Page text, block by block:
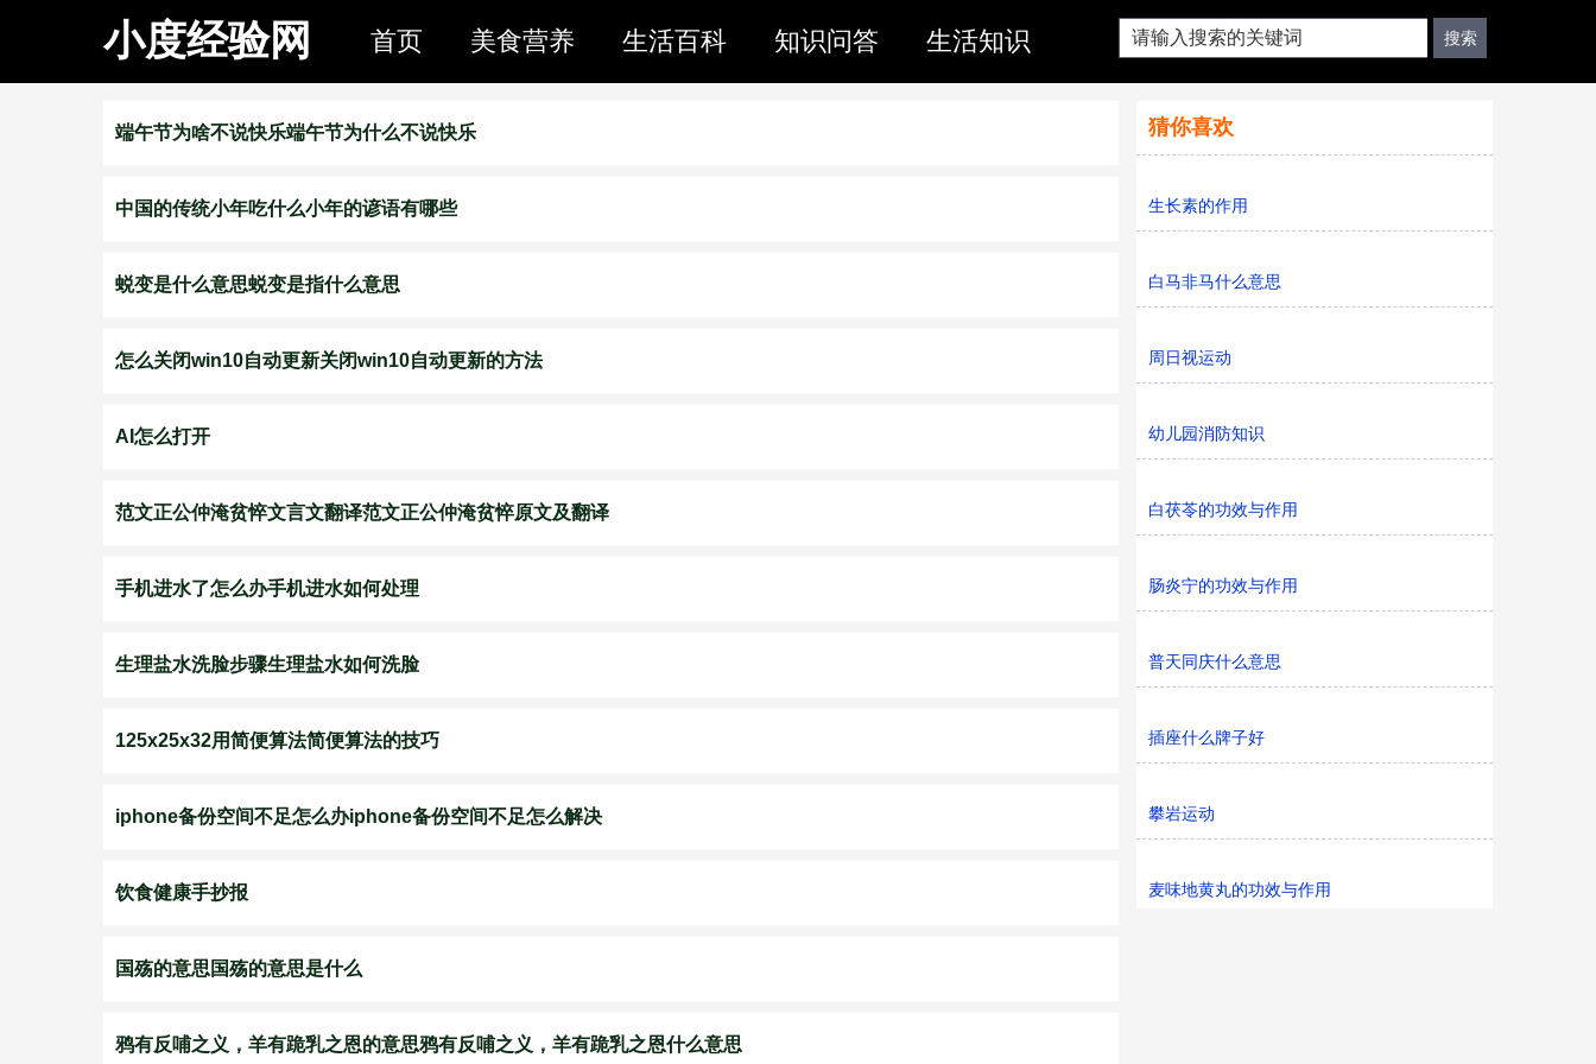
小度经验网 首页 美食营养 生活百科 知识问答 生活知识
端午节为啥不说快乐端午节为什么不说快乐
中国的传统小年吃什么小年的谚语有哪些
蜕变是什么意思蜕变是指什么意思
怎么关闭win10自动更新关闭win10自动更新的方法
AI怎么打开
范文正公仲淹贫悴文言文翻译范文正公仲淹贫悴原文及翻译
手机进水了怎么办手机进水如何处理
生理盐水洗脸步骤生理盐水如何洗脸
125x25x32用简便算法简便算法的技巧
iphone备份空间不足怎么办iphone备份空间不足怎么解决
饮食健康手抄报
国殇的意思国殇的意思是什么
鸦有反哺之义，羊有跪乳之恩的意思鸦有反哺之义，羊有跪乳之恩什么意思
猜你喜欢
生长素的作用
白马非马什么意思
周日视运动
幼儿园消防知识
白茯苓的功效与作用
肠炎宁的功效与作用
普天同庆什么意思
插座什么牌子好
攀岩运动
麦味地黄丸的功效与作用